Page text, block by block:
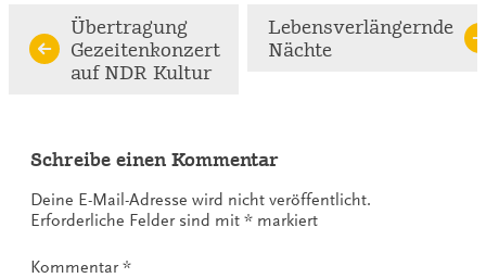
Continue
Reading
Übertragung
Gezeitenkonzert
auf NDR Kultur
Lebensverlängernde
Nächte
Schreibe einen Kommentar
Deine E-Mail-Adresse wird nicht veröffentlicht.
Erforderliche Felder sind mit * markiert
Kommentar*